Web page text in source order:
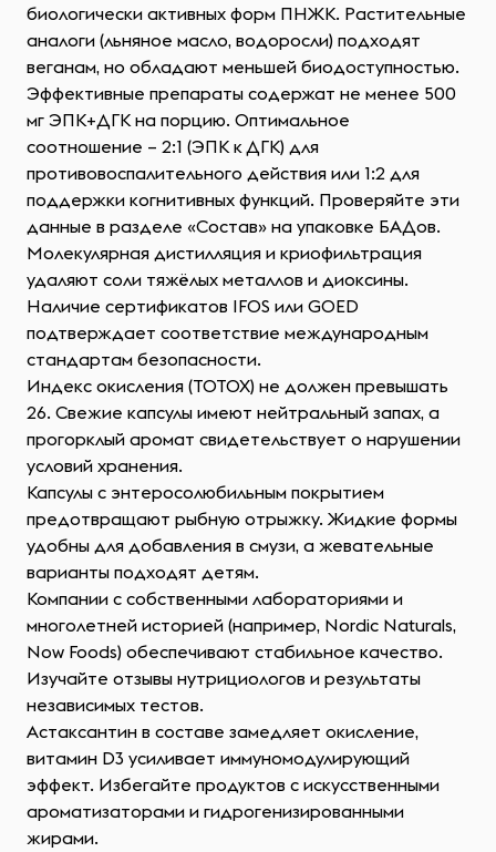
биологически активных форм ПНЖК. Растительные
аналоги (льняное масло, водоросли) подходят
веганам, но обладают меньшей биодоступностью.
Эффективные препараты содержат не менее 500
мг ЭПК+ДГК на порцию. Оптимальное
соотношение – 2:1 (ЭПК к ДГК) для
противовоспалительного действия или 1:2 для
поддержки когнитивных функций. Проверяйте эти
данные в разделе «Состав» на упаковке БАДов.
Молекулярная дистилляция и криофильтрация
удаляют соли тяжёлых металлов и диоксины.
Наличие сертификатов IFOS или GOED
подтверждает соответствие международным
стандартам безопасности.
Индекс окисления (TOTOX) не должен превышать
26. Свежие капсулы имеют нейтральный запах, а
прогорклый аромат свидетельствует о нарушении
условий хранения.
Капсулы с энтеросолюбильным покрытием
предотвращают рыбную отрыжку. Жидкие формы
удобны для добавления в смузи, а жевательные
варианты подходят детям.
Компании с собственными лабораториями и
многолетней историей (например, Nordic Naturals,
Now Foods) обеспечивают стабильное качество.
Изучайте отзывы нутрициологов и результаты
независимых тестов.
Астаксантин в составе замедляет окисление,
витамин D3 усиливает иммуномодулирующий
эффект. Избегайте продуктов с искусственными
ароматизаторами и гидрогенизированными
жирами.